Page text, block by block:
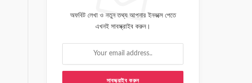
অফবিট লেখা ও নতুন তথ্য আপনার ইনবক্সে পেতে
এখনই সাবস্ক্রাইব করুন।